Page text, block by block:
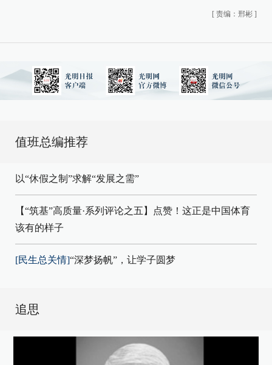
[ 责编：邢彬 ]
值班总编推荐
以“休假之制”求解“发展之需”
【“筑基”高质量·系列评论之五】点赞！这正是中国体育
该有的样子
[民生总关情]“深梦扬帆”，让学子圆梦
追思